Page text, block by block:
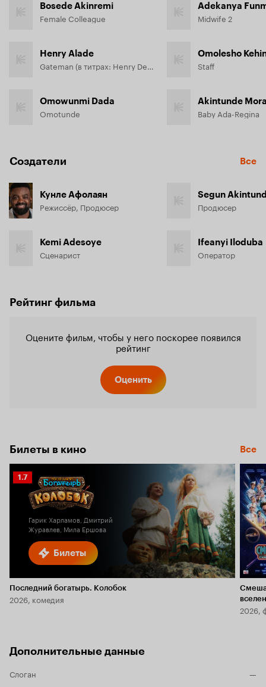
Bosede Akinremi
Female Colleague
Henry Alade
Gateman (в титрах: Henry Demola Alade)
Omowunmi Dada
Omotunde
Adekanya
Midwife 2
Omolesho
Staff
Akintunde
Baby Ada-Regina
Создатели Все
Кунле Афолаян
Режиссёр, Продюсер
Kemi Adesoye
Сценарист
Segun
Продюсер
Ifeanyi Iloduba
Оператор
Рейтинг фильма
Оцените фильм, чтобы у него поскорее появился
рейтинг
Оценить
Билеты в кино Все
Билеты
Рейтинг
Кинопоиска
1.7
Гарик Харламов, Дмитрий
Журавлев, Мила Ершова
Последний богатырь. Колобок
2026, комедия
2026,
Дополнительные данные
Слоган
—